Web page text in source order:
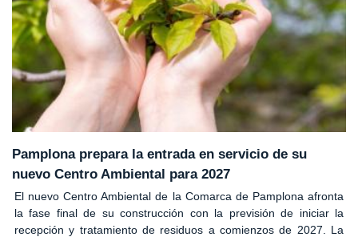
Pamplona prepara la entrada en servicio de su
nuevo Centro Ambiental para 2027
El nuevo Centro Ambiental de la Comarca de Pamplona afronta
la fase final de su construcción con la previsión de iniciar la
recepción y tratamiento de residuos a comienzos de 2027. La